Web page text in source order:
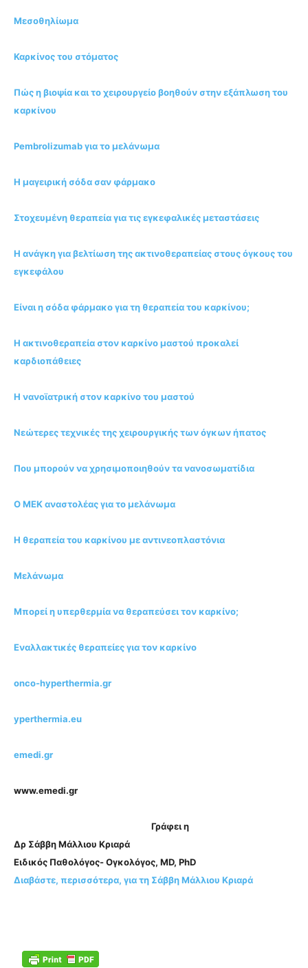
Μεσοθηλίωμα
Καρκίνος του στόματος
Πώς η βιοψία και το χειρουργείο βοηθούν στην εξάπλωση του
καρκίνου
Pembrolizumab για το μελάνωμα
Η μαγειρική σόδα σαν φάρμακο
Στοχευμένη θεραπεία για τις εγκεφαλικές μεταστάσεις
Η ανάγκη για βελτίωση της ακτινοθεραπείας στους όγκους του
εγκεφάλου
Είναι η σόδα φάρμακο για τη θεραπεία του καρκίνου;
Η ακτινοθεραπεία στον καρκίνο μαστού προκαλεί
καρδιοπάθειες
Η νανοϊατρική στον καρκίνο του μαστού
Νεώτερες τεχνικές της χειρουργικής των όγκων ήπατος
Που μπορούν να χρησιμοποιηθούν τα νανοσωματίδια
Ο MEK αναστολέας για το μελάνωμα
H θεραπεία του καρκίνου με αντινεοπλαστόνια
Μελάνωμα
Μπορεί η υπερθερμία να θεραπεύσει τον καρκίνο;
Εναλλακτικές θεραπείες για τον καρκίνο
onco-hyperthermia.gr
yperthermia.eu
emedi.gr
www.emedi.gr
Γράφει η
Δρ Σάββη Μάλλιου Κριαρά
Ειδικός Παθολόγος- Ογκολόγος, MD, PhD
Διαβάστε, περισσότερα, για τη Σάββη Μάλλιου Κριαρά